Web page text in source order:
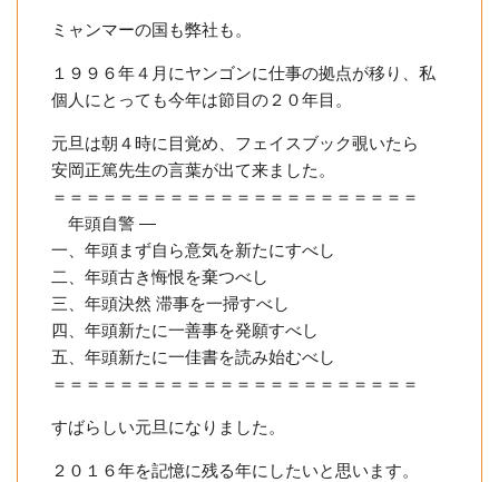
ミャンマーの国も弊社も。
１９９６年４月にヤンゴンに仕事の拠点が移り、私
個人にとっても今年は節目の２０年目。
元旦は朝４時に目覚め、フェイスブック覗いたら
安岡正篤先生の言葉が出て来ました。
＝＝＝＝＝＝＝＝＝＝＝＝＝＝＝＝＝＝＝＝＝＝
年頭自警 ―
一、年頭まず自ら意気を新たにすべし
二、年頭古き悔恨を棄つべし
三、年頭決然 滞事を一掃すべし
四、年頭新たに一善事を発願すべし
五、年頭新たに一佳書を読み始むべし
＝＝＝＝＝＝＝＝＝＝＝＝＝＝＝＝＝＝＝＝＝＝
すばらしい元旦になりました。
２０１６年を記憶に残る年にしたいと思います。